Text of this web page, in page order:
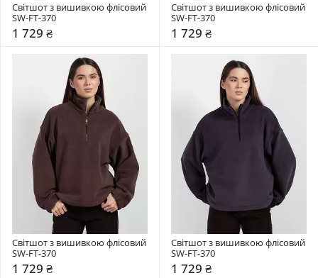
Світшот з вишивкою флісовий
SW-FT-370
1 729 ₴
Світшот з вишивкою флісовий
SW-FT-370
1 729 ₴
Світшот з вишивкою флісовий
SW-FT-370
1 729 ₴
Світшот з вишивкою флісовий
SW-FT-370
1 729 ₴